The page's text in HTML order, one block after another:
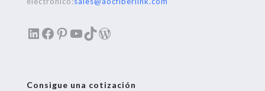
LinkedIn
Facebook
Pinterest
YouTube
TikTok
WordPress
Consigue una cotización